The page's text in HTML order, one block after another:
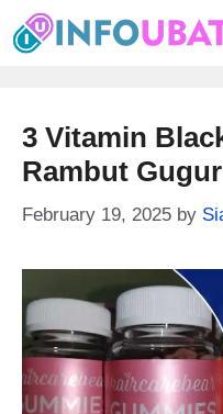
Skip
to
3 Vitamin
Rambut
February 19, 2025 by